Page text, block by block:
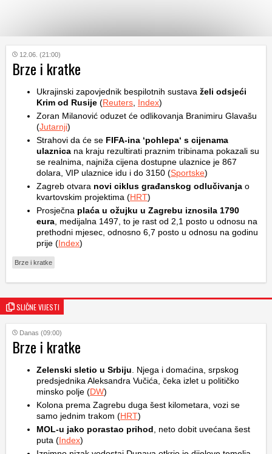
KATEGORIJE
HRVATSKI
WEB
12.06. (21:00)
Brze i kratke
Ukrajinski zapovjednik bespilotnih sustava želi odsjeći
Krim od Rusije (Reuters Index)
Zoran Milanović oduzet će odlikovanja Branimiru Glavašu
(Jutarnji)
Strahovi da će se FIFA-ina ‘pohlepa‘ s cijenama
ulaznica na kraju rezultirati praznim tribinama pokazali su
se realnima, najniža cijena dostupne ulaznice je 867
dolara, VIP ulaznice idu i do 3150 (Sportske)
Zagreb otvara novi ciklus građanskog odlučivanja o
kvartovskim projektima (HRT)
Prosječna plaća u ožujku u Zagrebu iznosila 1790
eura , medijalna 1497, to je rast od 2,1 posto u odnosu na
prethodni mjesec, odnosno 6,7 posto u odnosu na godinu
prije (Index)
Brze i kratke
SLIČNE VIJESTI
Danas (09:00)
Brze i kratke
Zelenski sletio u Srbiju . Njega i domaćina, srpskog
predsjednika Aleksandra Vučića, čeka izlet u političko
minsko polje (DW)
Kolona prema Zagrebu duga šest kilometara, vozi se
samo jednim trakom (HRT)
MOL-u jako porastao prihod , neto dobit uvećana šest
puta (Index)